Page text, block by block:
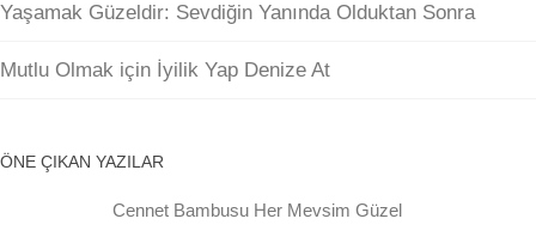
Yaşamak Güzeldir: Sevdiğin Yanında Olduktan Sonra
Mutlu Olmak için İyilik Yap Denize At
ÖNE ÇIKAN YAZILAR
Cennet Bambusu Her Mevsim Güzel